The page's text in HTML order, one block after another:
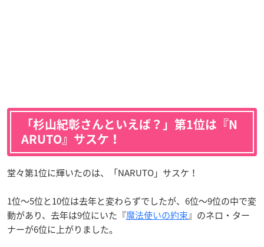
「杉山紀彰さんといえば？」第1位は『N
ARUTO』サスケ！
堂々第1位に輝いたのは、「NARUTO」サスケ！
1位〜5位と10位は去年と変わらずでしたが、6位〜9位の中で変
動があり、去年は9位にいた『魔法使いの約束』のネロ・ター
ナーが6位に上がりました。